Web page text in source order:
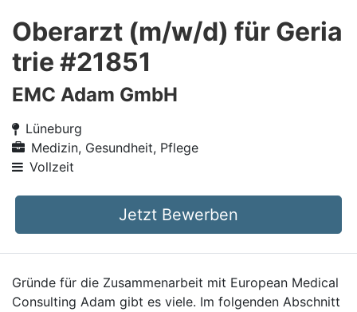
Oberarzt (m/w/d) für Geria
trie #21851
EMC Adam GmbH
Lüneburg
Medizin, Gesundheit, Pflege
Vollzeit
Jetzt Bewerben
Gründe für die Zusammenarbeit mit European Medical
Consulting Adam gibt es viele. Im folgenden Abschnitt